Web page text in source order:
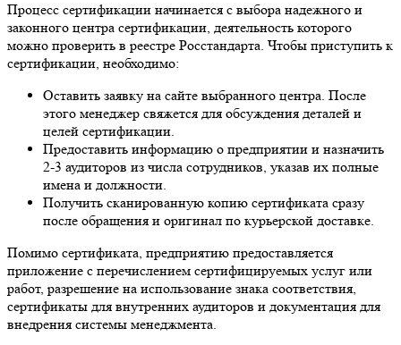
Процесс сертификации начинается с выбора надежного и
законного центра сертификации, деятельность которого
можно проверить в реестре Росстандарта. Чтобы приступить к
сертификации, необходимо:
Оставить заявку на сайте выбранного центра. После
этого менеджер свяжется для обсуждения деталей и
целей сертификации.
Предоставить информацию о предприятии и назначить
2-3 аудиторов из числа сотрудников, указав их полные
имена и должности.
Получить сканированную копию сертификата сразу
после обращения и оригинал по курьерской доставке.
Помимо сертификата, предприятию предоставляется
приложение с перечислением сертифицируемых услуг или
работ, разрешение на использование знака соответствия,
сертификаты для внутренних аудиторов и документация для
внедрения системы менеджмента.